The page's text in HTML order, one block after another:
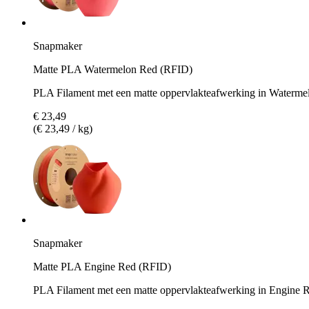
Snapmaker
Matte PLA Watermelon Red (RFID)
PLA Filament met een matte oppervlakteafwerking in
€ 23,49
(€ 23,49 / kg)
Snapmaker
Matte PLA Engine Red (RFID)
PLA Filament met een matte oppervlakteafwerking in Engine